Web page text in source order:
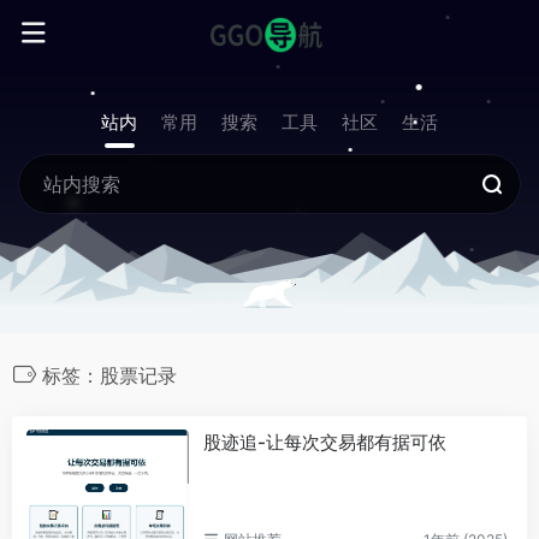
站内 常用 搜索 工具 社区 生活
标签：股票记录
股迹追-让每次交易都有据可依